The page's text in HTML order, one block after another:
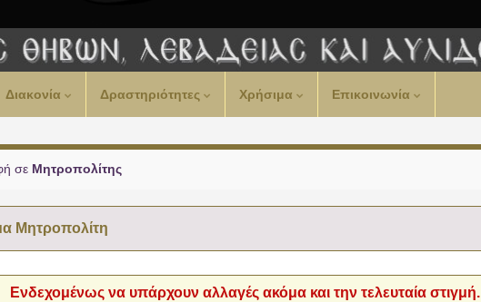
Διακονία Δραστηριότητες Χρήσιμα Επικοινωνία
σε Μητροπολίτης
Μητροπολίτη
Ενδεχομένως να υπάρχουν αλλαγές ακόμα και την τελευταία στιγμή.